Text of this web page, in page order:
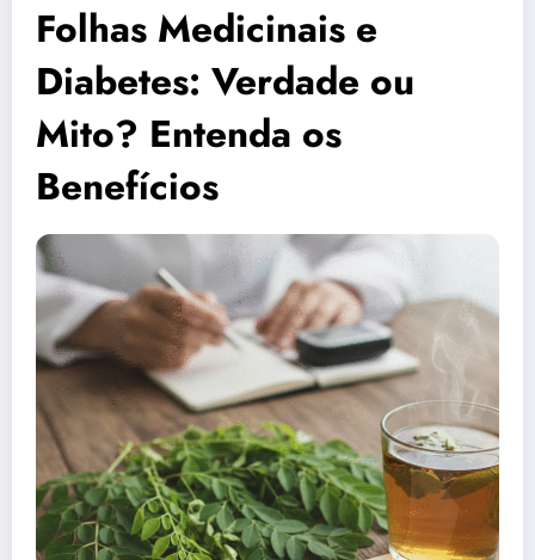
Folhas Medicinais e
Diabetes: Verdade ou
Mito? Entenda os
Benefícios